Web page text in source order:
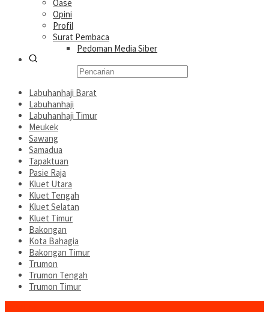
Oase
Opini
Profil
Surat Pembaca
Pedoman Media Siber
Labuhanhaji Barat
Labuhanhaji
Labuhanhaji Timur
Meukek
Sawang
Samadua
Tapaktuan
Pasie Raja
Kluet Utara
Kluet Tengah
Kluet Selatan
Kluet Timur
Bakongan
Kota Bahagia
Bakongan Timur
Trumon
Trumon Tengah
Trumon Timur